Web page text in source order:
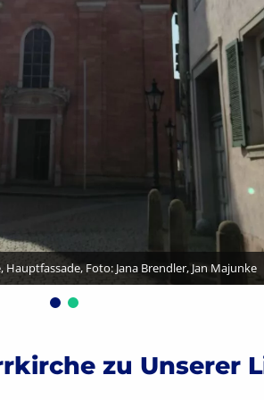
Foto: Jana Brendler, Jan Majunke
zu Unserer